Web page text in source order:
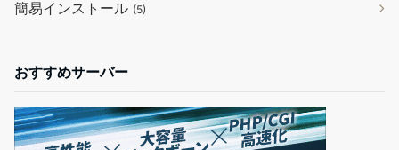
簡易インストール (5)
おすすめサーバー